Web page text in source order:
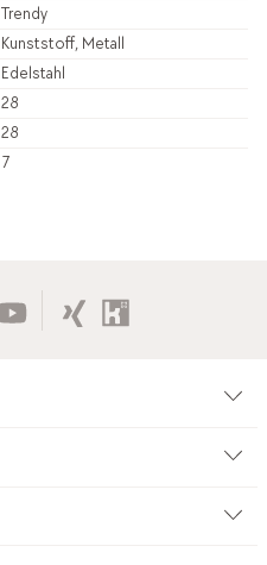
Trendy
Kunststoff, Metall
Edelstahl
28
28
7